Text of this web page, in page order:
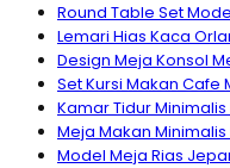
Round Table Set
Lemari Hias Kaca
Design Meja Konsol
Set Kursi Makan Cafe
Kamar Tidur
Meja Makan
Model Meja Rias